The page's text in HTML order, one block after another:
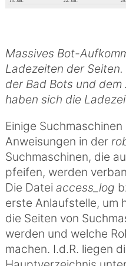
Massives Bot-
Ladezeiten der
der Bad Bots und
haben sich die
Einige
Anweisungen in der
Suchmaschinen, die
pfeifen, werden
Die Datei access_log
erste Anlaufstelle, um
die Seiten von
werden und welche
machen. I.d.R. liegen